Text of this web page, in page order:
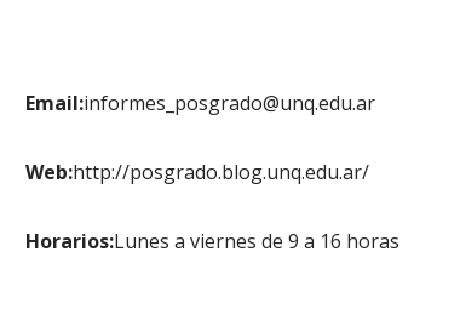
Email:informes_posgrado@unq.edu.ar
Web:http://posgrado.blog.unq.edu.ar/
Horarios:Lunes a viernes de 9 a 16 horas